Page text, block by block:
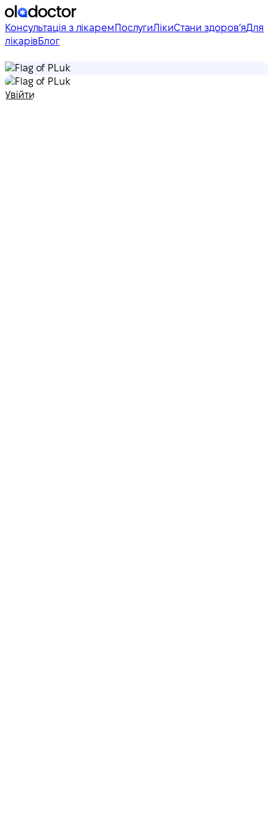
Консультація з лікарем ПослугиЛікиСтани здоровʼяДля
лікарівБлог
uk
uk
Увійти